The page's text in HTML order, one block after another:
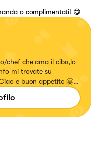
o complimentati! 😋
chef che ama il cibo,lo
mi trovate su
e buon appetito 🤗